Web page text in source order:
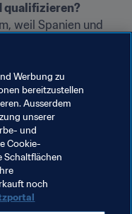
qualifizieren?
weil Spanien und
mit der Partie gegen
an, und wir müssen
wird bis zum
sagen wir immer, wir
Wir wissen, dass
keine Ausrutscher
Werbung zu
bereitzustellen
Ausserdem
unserer
und
Cookie-
Schaltflächen
noch